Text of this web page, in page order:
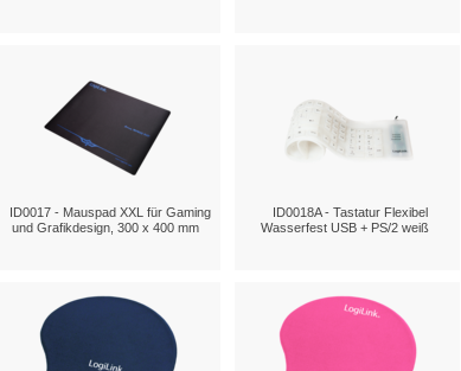
ID0017 - Mauspad XXL für Gaming
und Grafikdesign, 300 x 400 mm
ID0018A - Tastatur Flexibel
Wasserfest USB + PS/2 weiß